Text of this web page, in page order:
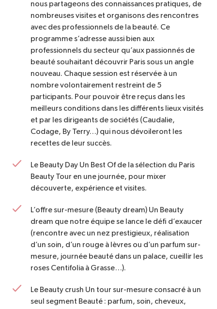
nous partageons des connaissances pratiques, de
nombreuses visites et organisons des rencontres
avec des professionnels de la beauté. Ce
programme s’adresse aussi bien aux
professionnels du secteur qu’aux passionnés de
beauté souhaitant découvrir Paris sous un angle
nouveau. Chaque session est réservée à un
nombre volontairement restreint de 5
participants. Pour pouvoir être reçus dans les
meilleurs conditions dans les différents lieux visités
et par les dirigeants de sociétés (Caudalie,
Codage, By Terry…) qui nous dévoileront les
recettes de leur succès.
Le Beauty Day Un Best Of de la sélection du Paris
Beauty Tour en une journée, pour mixer
découverte, expérience et visites.
L’offre sur-mesure (Beauty dream) Un Beauty
dream que notre équipe se lance le défi d’exaucer
(rencontre avec un nez prestigieux, réalisation
d’un soin, d’un rouge à lèvres ou d’un parfum sur-
mesure, journée beauté dans un palace, cueillir les
roses Centifolia à Grasse…).
Le Beauty crush Un tour sur-mesure consacré à un
seul segment Beauté : parfum, soin, cheveux,